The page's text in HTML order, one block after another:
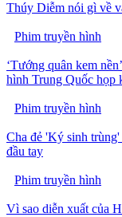
Thúy Diễm nói gì về
Phim truyền hình
‘Tướng quân kem
hình Trung Quốc họp
Phim truyền hình
Cha đẻ 'Ký sinh
đầu tay
Phim truyền hình
Vì sao diễn xuất của